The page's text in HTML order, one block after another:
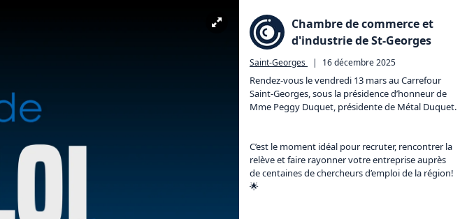
Chambre de commerce et
d'industrie de St-Georges
Saint-Georges | 16 décembre 2025
Rendez-vous le vendredi 13 mars au Carrefour
Saint-Georges, sous la présidence d’honneur de
Mme Peggy Duquet, présidente de Métal Duquet.
C’est le moment idéal pour recruter, rencontrer la
relève et faire rayonner votre entreprise auprès
de centaines de chercheurs d’emploi de la région!
🌟